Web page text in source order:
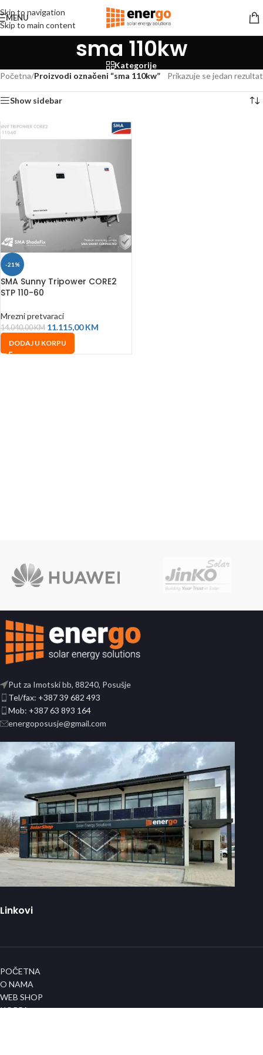
Skip to navigation
Skip to main content
MENU
sma 110kw
Kategorije
Početna/Proizvodi označeni “sma 110kw” Prikazuje se jedan rezultat
Show sidebar
-21%
SMA Sunny Tripower CORE2
STP 110-60
Mrezni pretvaraci
14.040,00KM 11.115,00KM
DODAJ U KORPU
Put za Imotski bb, 88240, Posušje
Tel/fax: +387 39 682 493
Mob: +387 63 893 164
energoposusje@gmail.com
Linkovi
POČETNA
O NAMA
WEB SHOP
KORPA